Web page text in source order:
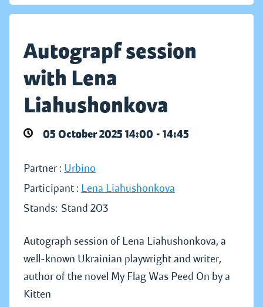
Autograpf session
with Lena
Liahushonkova
05 October 2025 14:00 - 14:45
Partner : Urbino
Participant : Lena Liahushonkova
Stands: Stand 203
Autograph session of Lena Liahushonkova, a
well-known Ukrainian playwright and writer,
author of the novel My Flag Was Peed On by a
Kitten